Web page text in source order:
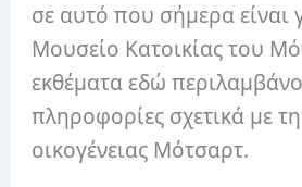
σε αυτό που σήμερα είναι
Μουσείο Κατοικίας του
εκθέματα εδώ
πληροφορίες σχετικά με
οικογένειας Μότσαρτ.